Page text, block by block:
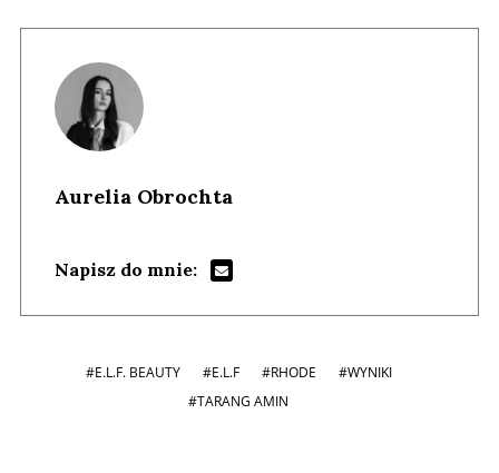
Aurelia Obrochta
Napisz do mnie:
#E.L.F. BEAUTY #E.L.F #RHODE
#WYNIKI
#TARANG AMIN